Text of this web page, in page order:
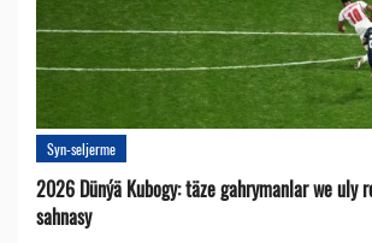
Syn-seljerme
2026 Dünýä Kubogy: täze gahrymanlar we uly
sahnasy